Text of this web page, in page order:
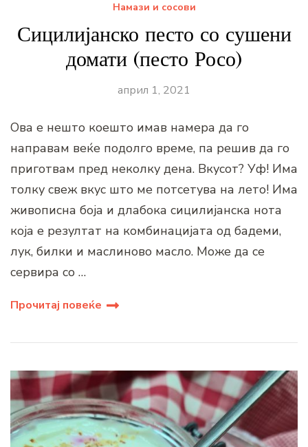
Намази и сосови
Сицилијанско песто со сушени
домати (песто Росо)
април 1, 2021
Ова е нешто коешто имав намера да го
направам веќе подолго време, па решив да го
приготвам пред неколку дена. Вкусот? Уф! Има
толку свеж вкус што ме потсетува на лето! Има
живописна боја и длабока сицилијанска нота
која е резултат на комбинацијата од бадеми,
лук, билки и маслиново масло. Може да се
сервира со …
Прочитај повеќе